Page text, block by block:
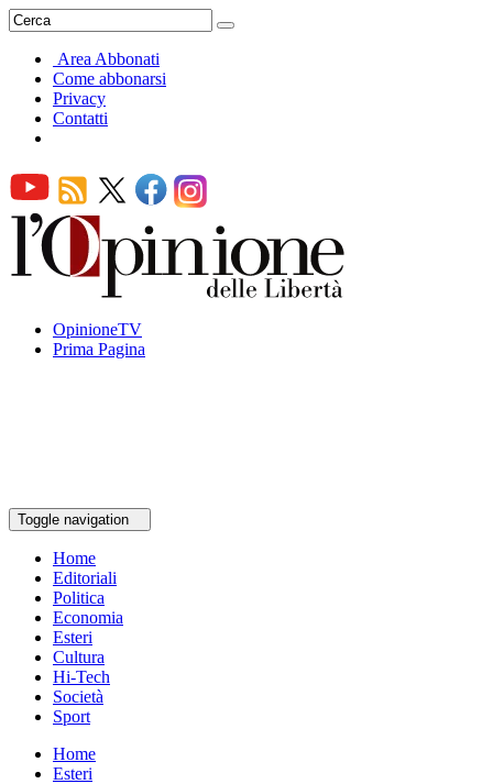
Area Abbonati
Come abbonarsi
Privacy
Contatti
OpinioneTV
Prima Pagina
Toggle navigation
Home
Editoriali
Politica
Economia
Esteri
Cultura
Hi-Tech
Società
Sport
Home
Esteri